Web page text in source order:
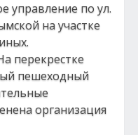
управление по ул.
на участке
перекрестке
пешеходный
организация